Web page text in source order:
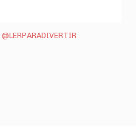
@LERPARADIVERTIR